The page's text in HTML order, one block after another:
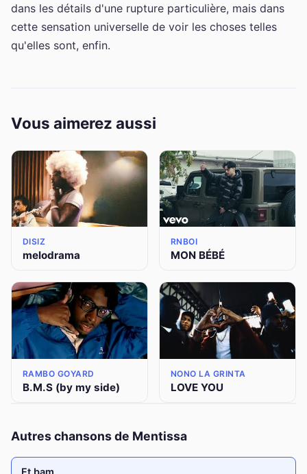
dans les détails d'une rupture particulière, mais dans
cette sensation universelle de voir les choses telles
qu'elles sont, enfin.
Vous aimerez aussi
DISIZ
melodrama
RNBOI
MON BÉBÉ
RAMBO GOYARD
B.M.S (by my side)
NONO LA GRINTA
LOVE YOU
Autres chansons de Mentissa